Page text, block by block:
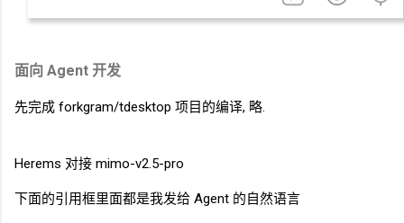
面向 Agent 开发
先完成 forkgram/tdesktop 项目的编译, 略.
Herems 对接 mimo-v2.5-pro
下面的引用框里面都是我发给 Agent 的自然语言